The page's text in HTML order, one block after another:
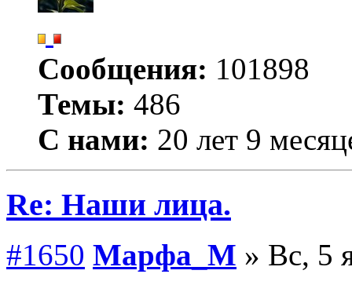
Сообщения: 101898
Темы: 486
С нами: 20 лет 9
Re: Наши лица.
#1650 Марфа_М » Вс, 5